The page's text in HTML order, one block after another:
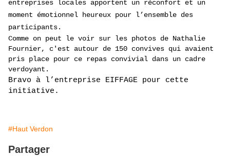
entreprises locales apportent un réconfort et un
moment émotionnel heureux pour l’ensemble des
participants.
Comme on peut le voir sur les photos de Nathalie
Fournier, c'est autour de 150 convives qui avaient
pris place pour ce repas convivial dans un cadre
verdoyant.
Bravo à l’entreprise EIFFAGE pour cette
initiative.
#Haut Verdon
Partager